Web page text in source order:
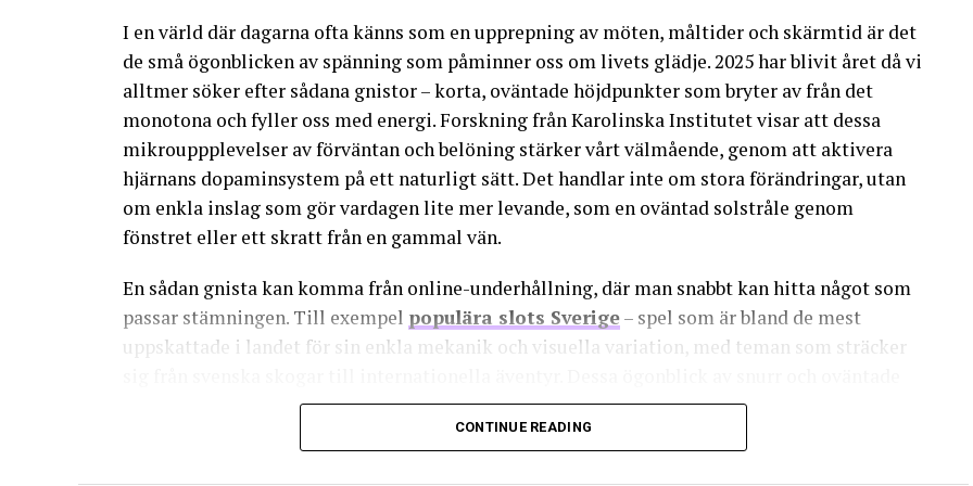
uppsägning.
Dokumentera bekräftelsen: Se till att du sparar e-postmeddelanden eller SMS som bekräftar
att uppsägningen har mottagits.
Dessa steg är viktiga för att säkerställa att du inte råkar ut för problem senare.
Viktiga steg att tänka på
Det finns några punkter som är särskilt viktiga att notera:
Se till att du är medveten om hela processen innan du påbörjar uppsägningen.
Kontrollera att du har alla relevanta uppgifter, som kundnummer och abonnemangsdetaljer.
Spara alla bekräftelser för att ha ett bevis om det skulle uppstå några oenigheter.
En del personer undersöker även hur man kan få bättre teknik med en annan leverantör när de överväger
uppsägning. I sådana fall kan det vara värt att jämföra med andra alternativ, exempelvis
I en värld där dagarna ofta känns som en upprepning av möten, måltider och skärmtid är det
de små ögonblicken av spänning som påminner oss om livets glädje. 2025 har blivit året då vi
alltmer söker efter sådana gnistor – korta, oväntade höjdpunkter som bryter av från det
monotona och fyller oss med energi. Forskning från Karolinska Institutet visar att dessa
mikrouppplevelser av förväntan och belöning stärker vårt välmående, genom att aktivera
hjärnans dopaminsystem på ett naturligt sätt. Det handlar inte om stora förändringar, utan
om enkla inslag som gör vardagen lite mer levande, som en oväntad solstråle genom
fönstret eller ett skratt från en gammal vän.
En sådan gnista kan komma från online-underhållning, där man snabbt kan hitta något som
passar stämningen. Till exempel populära slots Sverige– spel som är bland de mest
uppskattade i landet för sin enkla mekanik och visuella variation, med teman som sträcker
kombinationer ger en kort rusning som känns uppfriskande, som en perfekt brytpunkt i en
CONTINUE READING